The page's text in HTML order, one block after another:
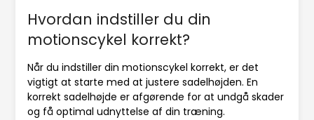
Hvordan indstiller du din
motionscykel korrekt?
Når du indstiller din motionscykel korrekt, er det
vigtigt at starte med at justere sadelhøjden. En
korrekt sadelhøjde er afgørende for at undgå skader
og få optimal udnyttelse af din træning.